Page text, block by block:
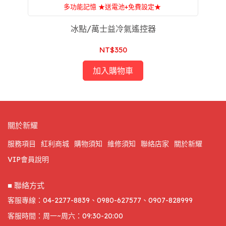
多功能記憶 ★送電池+免費設定★
附設：家電維修，一條龍服務，售後服務沒煩惱
冰點/萬士益冷氣遙控器
NT$350
加入購物車
關於新耀
服務項目 紅利商城 購物須知 維修須知 聯絡店家
關於新耀
VIP會員說明
■ 聯絡方式
客服專線：04-2277-8839、0980-627577、0907-828999
客服時間：周一~周六：09:30-20:00